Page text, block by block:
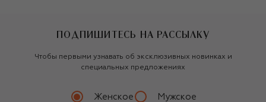
ПОДПИШИТЕСЬ НА РАССЫЛКУ
Чтобы первыми узнавать об эксклюзивных новинках и
специальных предложениях
Женское Мужское